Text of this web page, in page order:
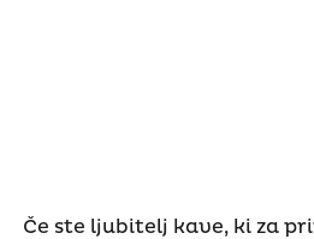
Če ste ljubitelj kave, ki za